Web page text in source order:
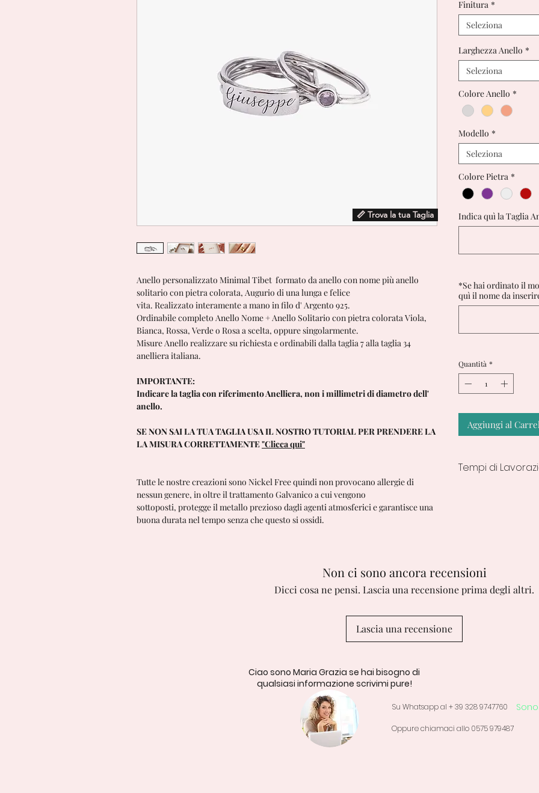
Anello personalizzato Minimal Tibet formato da anello con nome più anello
solitario con pietra colorata, Augurio di una lunga e felice
vita. Realizzato interamente a mano in filo d' Argento 925.
Ordinabile completo Anello Nome + Anello Solitario con pietra colorata Viola,
Bianca, Rossa, Verde o Rosa a scelta, oppure singolarmente.
Misure Anello realizzare su richiesta e ordinabili dalla taglia 7 alla taglia 34
anelliera italiana.
IMPORTANTE:
Indicare la taglia con riferimento Anelliera, non i millimetri di diametro dell'
anello.
SE NON SAI LA TUA TAGLIA USA IL NOSTRO TUTORIAL PER PRENDERE LA
LA MISURA CORRETTAMENTE"Clicca qui"
Tutte le nostre creazioni sono Nickel Free quindi non provocano allergie di
nessun genere, in oltre il trattamento Galvanico a cui vengono
sottoposti, protegge il metallo prezioso dagli agenti atmosferici e garantisce una
buona durata nel tempo senza che questo si ossidi.
Finitura *
Seleziona
Larghezza Anello *
Seleziona
Colore Anello *
Modello *
Seleziona
Colore Pietra *
Indica quì la Taglia
*Se hai ordinato il
quì il nome da
Quantità *
Aggiungi al
Tempi di
Non ci sono ancora recensioni
Dicci cosa ne pensi. Lascia una recensione prima degli altri.
Lascia una recensione
📏 Trova la tua Taglia
Ciao sono Maria Grazia se hai bisogno di
qualsiasi informazione scrivimi pure!
Su Whatsapp al + 39 328 9747760
Oppure chiamaci allo 0575 979487